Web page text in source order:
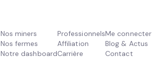
Nos miners
Nos fermes
Notre dashboard
Professionnels
Affiliation
Carrière
Me connecter
Blog & Actus
Contact